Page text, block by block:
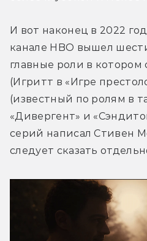
И вот наконец в 2022
канале HBO вышел
главные роли в котором
(Игритт в «Игре
(известный по ролям в
«Дивергент» и
серий написал Стивен
следует сказать